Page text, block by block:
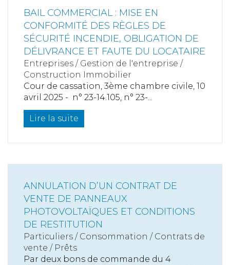
BAIL COMMERCIAL : MISE EN
CONFORMITÉ DES RÈGLES DE
SÉCURITÉ INCENDIE, OBLIGATION DE
DÉLIVRANCE ET FAUTE DU LOCATAIRE
Entreprises / Gestion de l'entreprise /
Construction Immobilier
Cour de cassation, 3ème chambre civile, 10
avril 2025 - n° 23-14.105, n° 23-...
Lire la suite
ANNULATION D’UN CONTRAT DE
VENTE DE PANNEAUX
PHOTOVOLTAÏQUES ET CONDITIONS
DE RESTITUTION
Particuliers / Consommation / Contrats de
vente / Prêts
Par deux bons de commande du 4